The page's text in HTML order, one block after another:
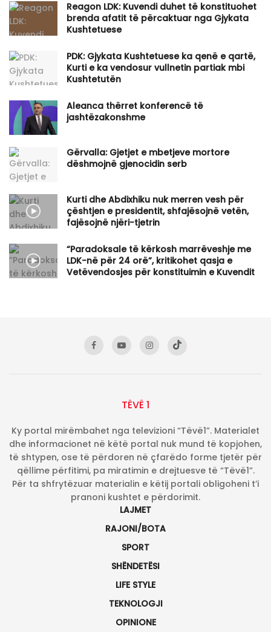
Reagon LDK: Kuvendi duhet të konstituohet
brenda afatit të përcaktuar nga Gjykata
Kushtetuese
PDK: Gjykata Kushtetuese ka qenë e qartë,
Kurti e ka vendosur vullnetin partiak mbi
Kushtetutën
Aleanca thërret konferencë të
jashtëzakonshme
Gërvalla: Gjetjet e mbetjeve mortore
dëshmojnë gjenocidin serb
Kurti dhe Abdixhiku nuk merren vesh për
çështjen e presidentit, shfajësojnë vetën,
fajësojnë njëri-tjetrin
“Paradoksale të kërkosh marrëveshje me
LDK-në për 24 orë”, kritikohet qasja e
Vetëvendosjes për konstituimin e Kuvendit
TËVË 1
Ky portal mirëmbahet nga televizioni “Tëvë1”. Materialet
dhe informacionet në këtë portal nuk mund të kopjohen,
të shtypen, ose të përdoren në çfarëdo forme tjetër për
qëllime përfitimi, pa miratimin e drejtuesve të “Tëvë1”.
Për ta shfrytëzuar materialin e këtij portali obligoheni t’i
pranoni kushtet e përdorimit.
LAJMET
RAJONI/BOTA
SPORT
SHËNDETËSI
LIFE STYLE
TEKNOLOGJI
OPINIONE